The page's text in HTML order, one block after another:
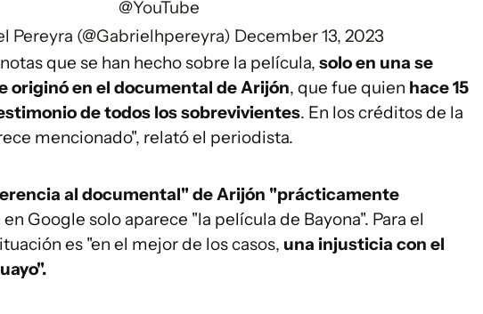
@YouTube
Pereyra (@Gabrielhpereyra) December 13, 2023
que se han hecho sobre la película, solo en una se
originó en el documental de Arijón, que fue quien hace 15
de todos los sobrevivientes. En los créditos de la
mencionado", relató el periodista.
al documental" de Arijón "prácticamente
en Google solo aparece "la película de Bayona". Para el
es "en el mejor de los casos, una injusticia con el